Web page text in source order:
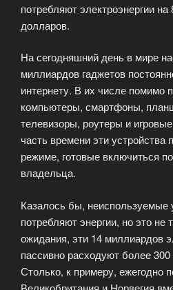
потребляют электроэнергии
долларов.
На сегодняшний день в мире
миллиардов гаджетов
интернету. В их числе помимо
компьютеры, смартфоны,
телевизоры, роутеры и
часть времени эти
режиме, готовые включиться
владельца.
Казалось бы, неиспользуемые
потребляют энергии, но это
ожидания, эти 14 миллиардов
пассивно расходуют более 300
Столько, к примеру, ежегодно